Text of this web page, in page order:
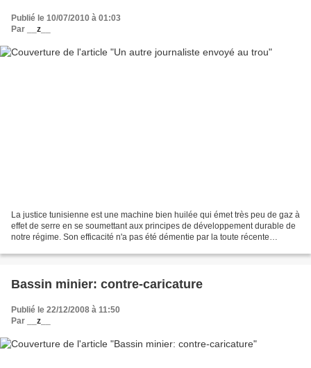
Publié le 10/07/2010 à 01:03
Par
__z__
La justice tunisienne est une machine bien huilée qui émet très peu de gaz à
effet de serre en se soumettant aux principes de développement durable de
notre régime. Son efficacité n'a pas été démentie par la toute récente
Bassin minier: contre-caricature
Publié le 22/12/2008 à 11:50
Par
__z__